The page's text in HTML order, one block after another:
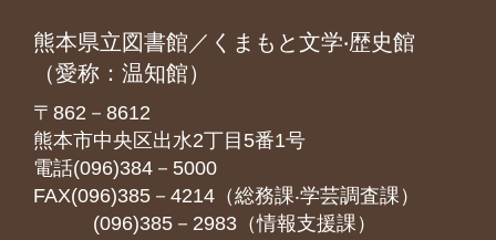
熊本県立図書館／くまもと文学‧歴史館
（愛称：温知館）
〒862－8612
熊本市中央区出水2丁目5番1号
電話(096)384－5000
FAX(096)385－4214（総務課‧学芸調査課）
(096)385－2983（情報支援課）